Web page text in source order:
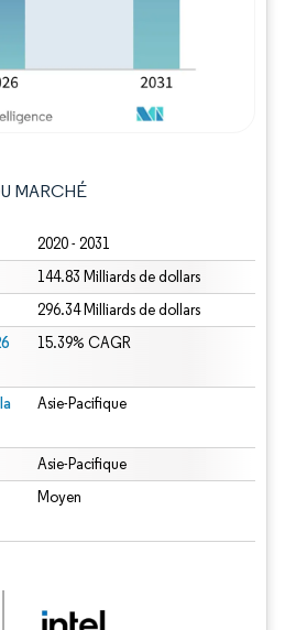
MARCHÉ
2020 - 2031
144.83 Milliards de dollars
296.34 Milliards de dollars
15.39% CAGR
Asie-Pacifique
Asie-Pacifique
Moyen
La réutilisation nécessite une attribution sous CC